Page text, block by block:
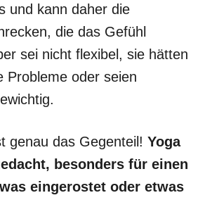
und kann daher die
die das Gefühl
sei nicht flexibel, sie hätten
Probleme oder seien
genau das Gegenteil! Yoga
besonders für einen
eingerostet oder etwas